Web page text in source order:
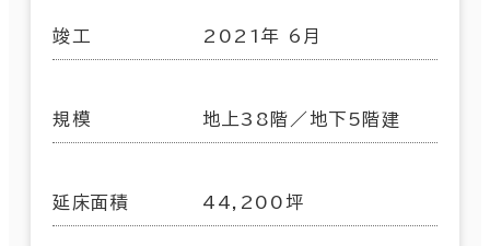
竣工 2021年 6月
規模 地上38階／地下5階建
延床面積 44,200坪